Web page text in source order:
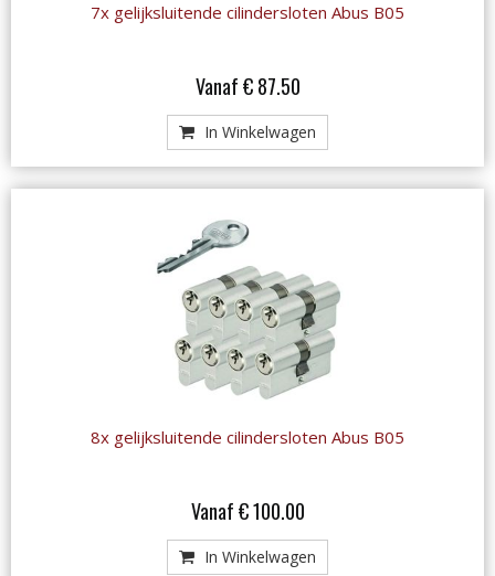
7x gelijksluitende cilindersloten Abus B05
Vanaf € 87.50
In Winkelwagen
8x gelijksluitende cilindersloten Abus B05
Vanaf € 100.00
In Winkelwagen